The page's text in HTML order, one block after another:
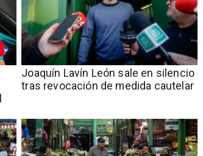
Joaquín Lavín León sale en silencio
tras revocación de medida cautelar